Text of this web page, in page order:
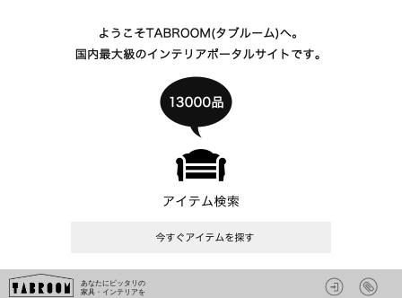
あなたにピッタリの
家具・インテリアを